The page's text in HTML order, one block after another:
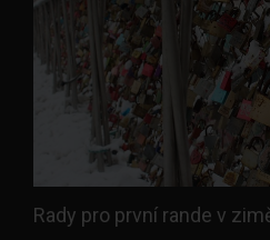
Rady pro první rande v